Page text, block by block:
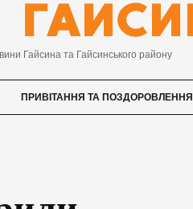
Гайсина та Гайсинського району
ПРИВІТАННЯ ТА ПОЗДОРОВЛЕННЯ